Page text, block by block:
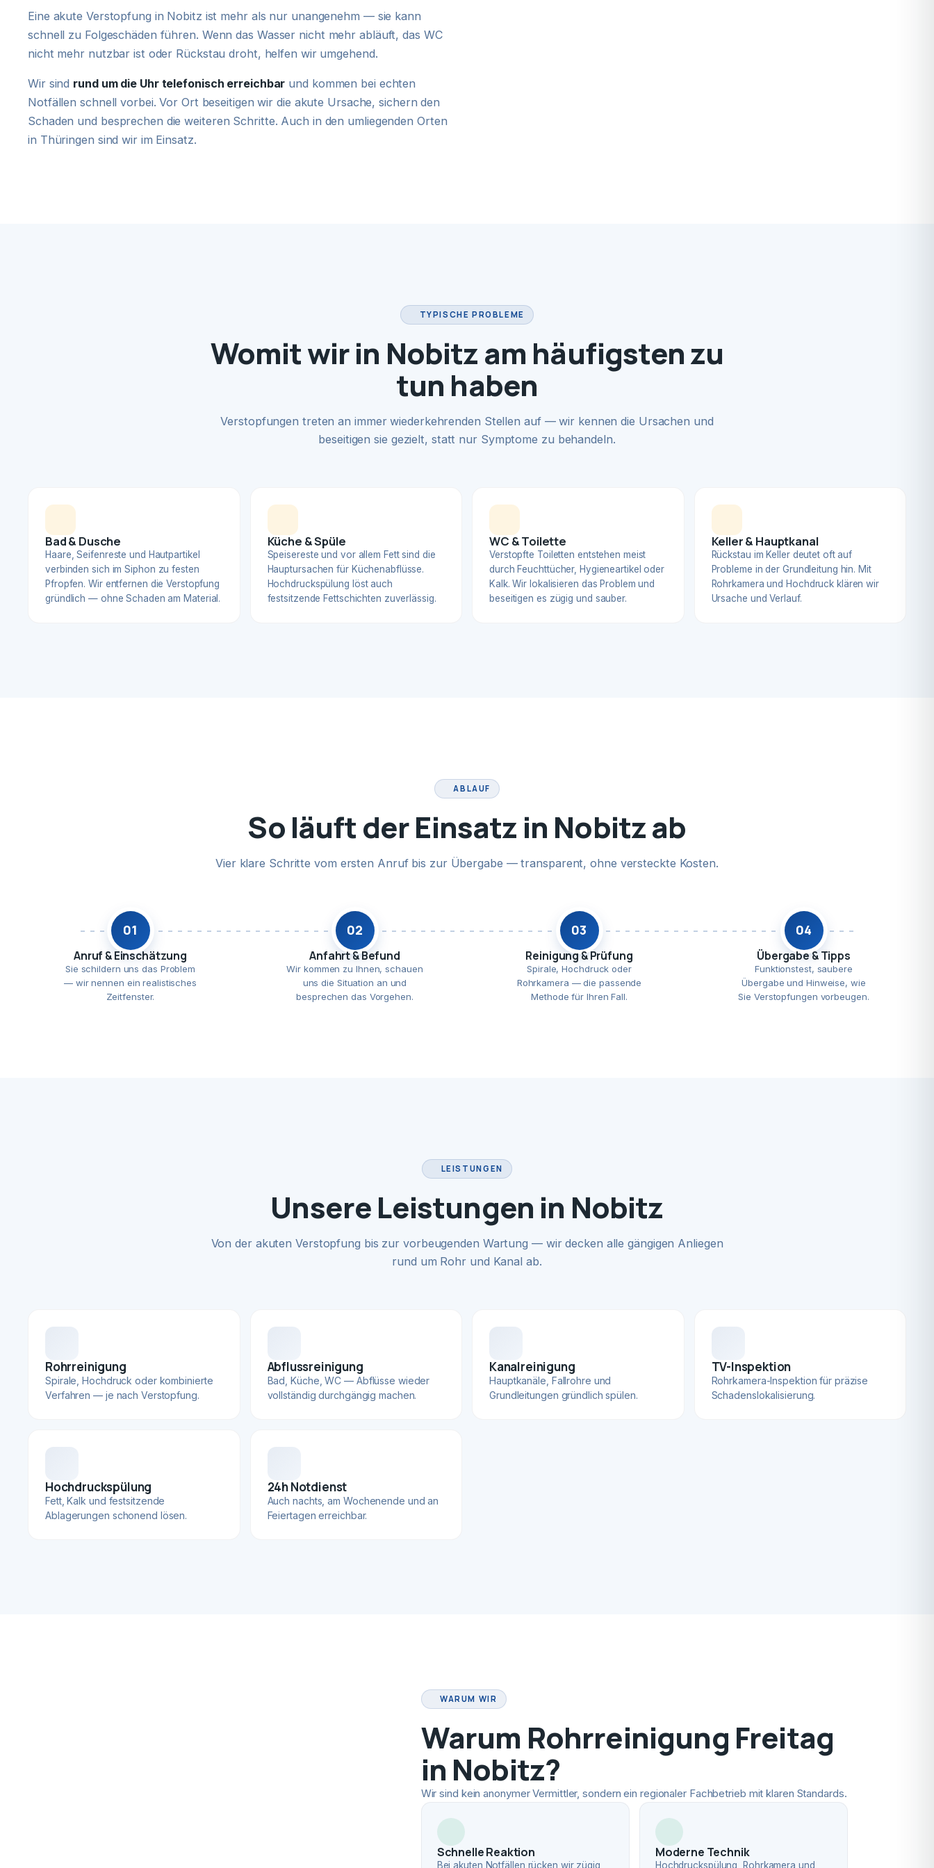
Eine akute Verstopfung in Nobitz ist mehr als nur unangenehm — sie kann
schnell zu Folgeschäden führen. Wenn das Wasser nicht mehr abläuft, das WC
nicht mehr nutzbar ist oder Rückstau droht, helfen wir umgehend.
Wir sind rund um die Uhr telefonisch erreichbar und kommen bei echten
Notfällen schnell vorbei. Vor Ort beseitigen wir die akute Ursache, sichern den
Schaden und besprechen die weiteren Schritte. Auch in den umliegenden Orten
in Thüringen sind wir im Einsatz.
TYPISCHE PROBLEME
Womit wir in Nobitz am häufigsten zu
tun haben
Verstopfungen treten an immer wiederkehrenden Stellen auf — wir kennen die Ursachen und
beseitigen sie gezielt, statt nur Symptome zu behandeln.
Bad & Dusche
Haare, Seifenreste und Hautpartikel
verbinden sich im Siphon zu festen
Pfropfen. Wir entfernen die Verstopfung
gründlich — ohne Schaden am Material.
Küche & Spüle
Speisereste und vor allem Fett sind die
Hauptursachen für Küchenabflüsse.
Hochdruckspülung löst auch
festsitzende Fettschichten zuverlässig.
WC & Toilette
Verstopfte Toiletten entstehen meist
durch Feuchttücher, Hygieneartikel oder
Kalk. Wir lokalisieren das Problem und
beseitigen es zügig und sauber.
Keller & Hauptkanal
Rückstau im Keller deutet oft auf
Probleme in der Grundleitung hin. Mit
Rohrkamera und Hochdruck klären wir
Ursache und Verlauf.
ABLAUF
So läuft der Einsatz in Nobitz ab
Vier klare Schritte vom ersten Anruf bis zur Übergabe — transparent, ohne versteckte Kosten.
01
Anruf & Einschätzung
Sie schildern uns das Problem
— wir nennen ein realistisches
Zeitfenster.
02
Anfahrt & Befund
Wir kommen zu Ihnen, schauen
uns die Situation an und
besprechen das Vorgehen.
03
Reinigung & Prüfung
Spirale, Hochdruck oder
Rohrkamera — die passende
Methode für Ihren Fall.
04
Übergabe & Tipps
Funktionstest, saubere
Übergabe und Hinweise, wie
Sie Verstopfungen vorbeugen.
LEISTUNGEN
Unsere Leistungen in Nobitz
Von der akuten Verstopfung bis zur vorbeugenden Wartung — wir decken alle gängigen Anliegen
rund um Rohr und Kanal ab.
Rohrreinigung
Spirale, Hochdruck oder kombinierte
Verfahren — je nach Verstopfung.
Abflussreinigung
Bad, Küche, WC — Abflüsse wieder
vollständig durchgängig machen.
Kanalreinigung
Hauptkanäle, Fallrohre und
Grundleitungen gründlich spülen.
TV-Inspektion
Rohrkamera-Inspektion für präzise
Schadenslokalisierung.
Hochdruckspülung
Fett, Kalk und festsitzende
Ablagerungen schonend lösen.
24h Notdienst
Auch nachts, am Wochenende und an
Feiertagen erreichbar.
WARUM WIR
Warum Rohrreinigung Freitag
in Nobitz?
Wir sind kein anonymer Vermittler, sondern ein regionaler Fachbetrieb mit klaren Standards.
Schnelle Reaktion
Bei akuten Notfällen rücken wir zügig
Moderne Technik
Hochdruckspülung, Rohrkamera und